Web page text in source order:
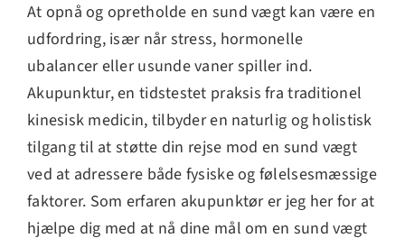
At opnå og opretholde en sund vægt kan være en
udfordring, især når stress, hormonelle
ubalancer eller usunde vaner spiller ind.
Akupunktur, en tidstestet praksis fra traditionel
kinesisk medicin, tilbyder en naturlig og holistisk
tilgang til at støtte din rejse mod en sund vægt
ved at adressere både fysiske og følelsesmæssige
faktorer. Som erfaren akupunktør er jeg her for at
hjælpe dig med at nå dine mål om en sund vægt